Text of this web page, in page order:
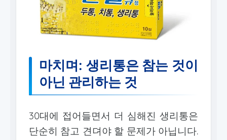
마치며: 생리통은 참는 것이
아닌 관리하는 것
30대에 접어들면서 더 심해진 생리통은
단순히 참고 견뎌야 할 문제가 아닙니다.